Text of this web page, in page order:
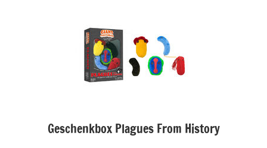
Geschenkbox Plagues From History